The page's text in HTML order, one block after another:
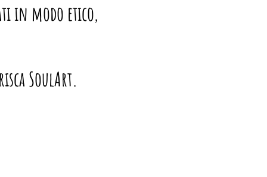
in modo etico,
SoulArt.